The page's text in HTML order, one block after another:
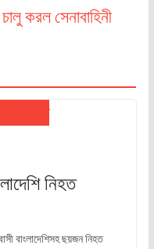
করল সেনাবাহিনী
নিহত
বাংলাদেশিসহ ছয়জন নিহত